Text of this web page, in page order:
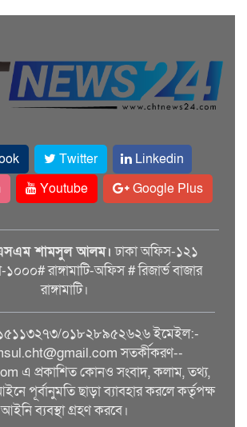
Twitter
Linkedin
Youtube Google Plus
শামসুল আলম। ঢাকা অফিস-১২১
রাঙ্গামাটি-অফিস # রিজার্ভ বাজার
রাঙ্গামাটি।
০১৮২৮৯৫২৬২৬ ইমেইল:-
সতর্কীকরণ--
এ প্রকাশিত কোনও সংবাদ, কলাম, তথ্য,
পূর্বানুমতি ছাড়া ব্যাবহার করলে কর্তৃপক্ষ
আইনি ব্যবস্থা গ্রহণ করবে।